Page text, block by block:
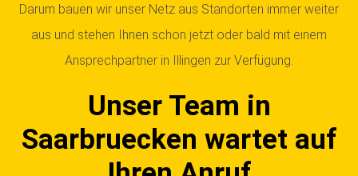
Darum bauen wir unser Netz aus Standorten immer weiter
aus und stehen Ihnen schon jetzt oder bald mit einem
Ansprechpartner in Illingen zur Verfügung.
Unser Team in
Saarbruecken wartet auf